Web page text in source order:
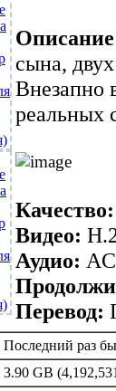
сына,
Внезапно
реальных
Качество:
Видео:
Аудио:
Перевод:
Последний раз
3.90 GB